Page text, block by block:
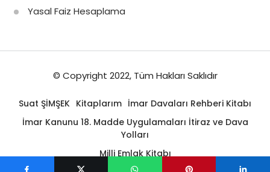
Yasal Faiz Hesaplama
© Copyright 2022, Tüm Hakları Saklıdır
Suat ŞİMŞEK Kitaplarım İmar Davaları Rehberi Kitabı
İmar Kanunu 18. Madde Uygulamaları İtiraz ve Dava
Yolları
Milli Emlak Kitabı